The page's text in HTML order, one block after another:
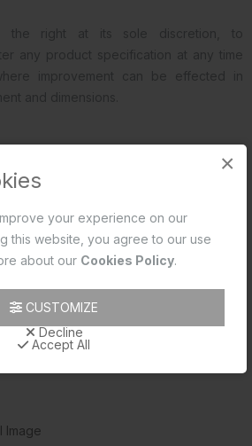
×
your experience on our
this website, you agree to our use
about our Cookies Policy.
CUSTOMIZE
Decline
Accept All
समीक्षा (0)
Image